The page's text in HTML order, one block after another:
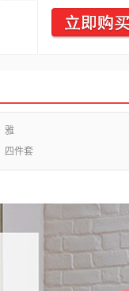
雅
四件套